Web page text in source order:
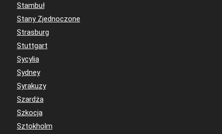
Stambuł
Stany Zjednoczone
Strasburg
Stuttgart
Sycylia
Sydney
Syrakuzy
Szardża
Szkocja
Sztokholm